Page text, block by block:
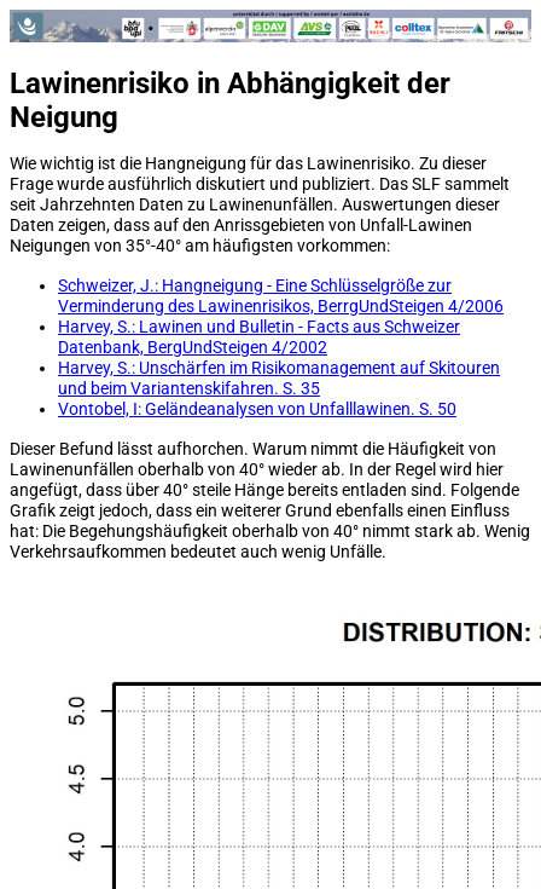
Lawinenrisiko in Abhängigkeit der
Neigung
Wie wichtig ist die Hangneigung für das Lawinenrisiko. Zu dieser
Frage wurde ausführlich diskutiert und publiziert. Das SLF sammelt
seit Jahrzehnten Daten zu Lawinenunfällen. Auswertungen dieser
Daten zeigen, dass auf den Anrissgebieten von Unfall-Lawinen
Neigungen von 35°-40° am häufigsten vorkommen:
Schweizer, J.: Hangneigung - Eine Schlüsselgröße zur
Verminderung des Lawinenrisikos, BerrgUndSteigen 4/2006
Harvey, S.: Lawinen und Bulletin - Facts aus Schweizer
Datenbank, BergUndSteigen 4/2002
Harvey, S.: Unschärfen im Risikomanagement auf Skitouren
und beim Variantenskifahren. S. 35
Vontobel, I: Geländeanalysen von Unfalllawinen. S. 50
Dieser Befund lässt aufhorchen. Warum nimmt die Häufigkeit von
Lawinenunfällen oberhalb von 40° wieder ab. In der Regel wird hier
angefügt, dass über 40° steile Hänge bereits entladen sind. Folgende
Grafik zeigt jedoch, dass ein weiterer Grund ebenfalls einen Einfluss
hat: Die Begehungshäufigkeit oberhalb von 40° nimmt stark ab. Wenig
Verkehrsaufkommen bedeutet auch wenig Unfälle.